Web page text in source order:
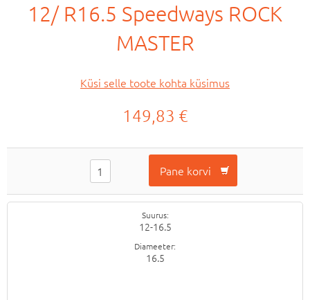
12/ R16.5 Speedways ROCK
MASTER
Küsi selle toote kohta küsimus
149,83 €
Suurus
12-16.5
Diameeter
16.5